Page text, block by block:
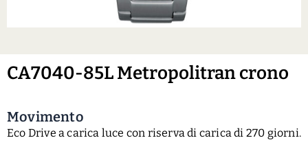
CA7040-85L Metropolitran crono
Movimento
Eco Drive a carica luce con riserva di carica di 270 giorni.